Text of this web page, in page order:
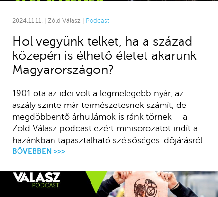
2024.11.11. | Zöld Válasz | Podcast
Hol vegyünk telket, ha a század
közepén is élhető életet akarunk
Magyarországon?
1901 óta az idei volt a legmelegebb nyár, az
aszály szinte már természetesnek számít, de
megdöbbentő árhullámok is ránk törnek – a
Zöld Válasz podcast ezért minisorozatot indít a
hazánkban tapasztalható szélsőséges időjárásról.
BŐVEBBEN >>>